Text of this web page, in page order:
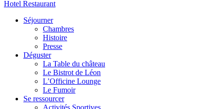
Hotel Restaurant
Séjourner
Chambres
Histoire
Presse
Déguster
La Table du château
Le Bistrot de Léon
L’Officine Lounge
Le Fumoir
Se ressourcer
Activités Sportives